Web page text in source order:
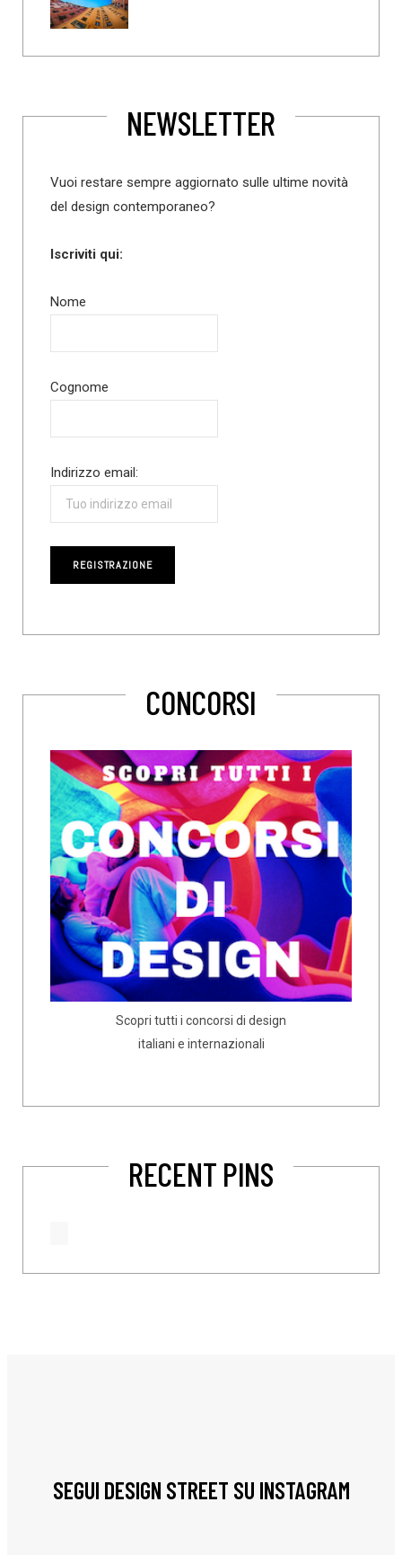
NEWSLETTER
Vuoi restare sempre aggiornato sulle ultime novità
del design contemporaneo?
Iscriviti qui:
Nome
Cognome
Indirizzo email:
CONCORSI
Scopri tutti i concorsi di design
italiani e internazionali
RECENT PINS
SEGUI DESIGN STREET SU INSTAGRAM